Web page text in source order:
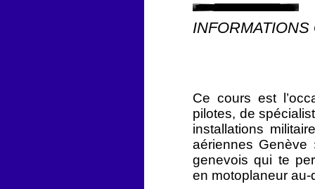
Ce cours est
pilotes, de
installations
aériennes
genevois qui te
en motoplaneur